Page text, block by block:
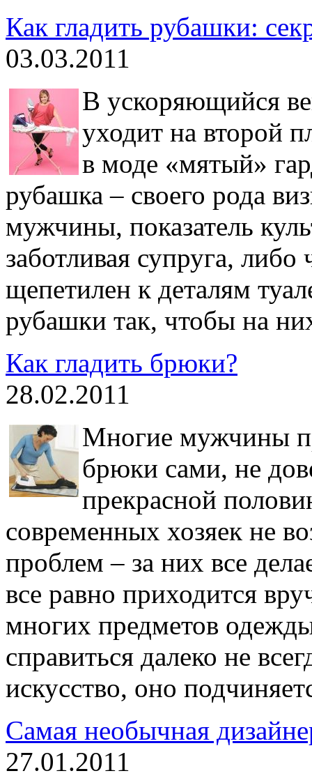
Как гладить рубашки:
03.03.2011
В ускоряющийся
уходит на второй
в моде «мятый»
рубашка – своего рода
мужчины, показатель
заботливая супруга,
щепетилен к деталям
рубашки так, чтобы на
Как гладить брюки?
28.02.2011
Многие мужчины
брюки сами, не
прекрасной
современных хозяек не
проблем – за них все
все равно приходится
многих предметов одежды
справиться далеко не
искусство, оно
Самая необычная
27.01.2011